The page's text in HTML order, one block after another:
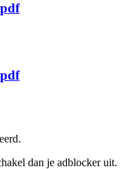
dan je adblocker uit.